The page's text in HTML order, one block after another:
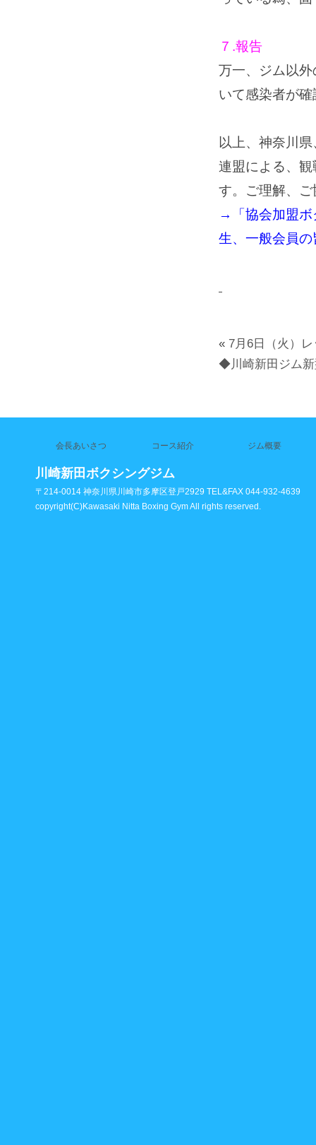
７.報告
万一、ジム以
いて感染者が
以上、神奈川
連盟による、
す。ご理解、
→「協会加盟ボ
生、一般会員
« 7月6日（火）
◆川崎新田ジム新
会長あいさつ コース紹介 ジム概要
川崎新田ボクシングジム
〒214-0014 神奈川県川崎市多摩区登戸2929 TEL&FAX 044-932-4639
copyright(C)Kawasaki Nitta Boxing Gym All rights reserved.